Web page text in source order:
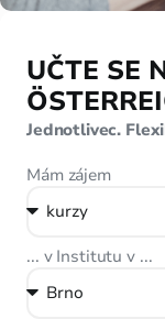
UČTE SE
Jednotlivec.
Mám zájem
... v Institutu v ...